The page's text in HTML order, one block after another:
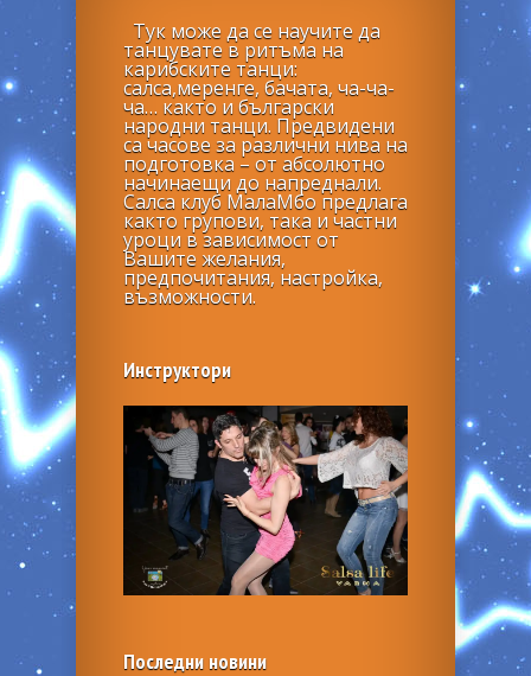
Тук може да се научите да
танцувате в ритъма на
карибските танци:
салса,меренге, бачата, ча-ча-
ча… както и български
народни танци. Предвидени
са часове за различни нива на
подготовка – от абсолютно
начинаещи до напреднали.
Салса клуб МалаМбо предлага
както групови, така и частни
уроци в зависимост от
Вашите желания,
предпочитания, настройка,
възможности.
Инструктори
Последни новини